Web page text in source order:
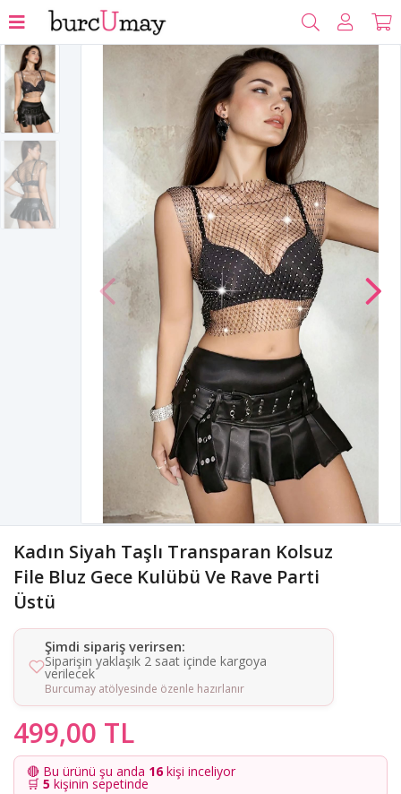
Kadın Siyah Taşlı Transparan Kolsuz
File Bluz Gece Kulübü Ve Rave Parti
Üstü
Şimdi sipariş verirsen:
Siparişin yaklaşık 2 saat içinde kargoya
verilecek
Burcumay atölyesinde özenle hazırlanır
499,00 TL
🔴 Bu ürünü şu anda 16kişi inceliyor
🛒 5 kişinin sepetinde